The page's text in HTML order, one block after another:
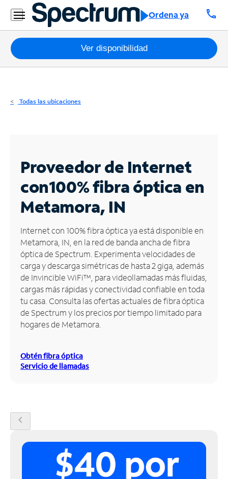
Ordena ya call
Residencial
Business
Paquetes
Internet
Business
Contáctanos
Inglés
Administrar
cuenta
Encuentra
una
tienda
Ver disponibilidad
Todas las ubicaciones
Proveedor de Internet
con100% fibra óptica en
Metamora, IN
Internet con 100% fibra óptica ya está disponible en
Metamora, IN, en la red de banda ancha de fibra
óptica de Spectrum. Experimenta velocidades de
carga y descarga simétricas de hasta 2 giga, además
de Invincible WiFi™, para videollamadas más fluidas,
cargas más rápidas y conectividad confiable en toda
tu casa. Consulta las ofertas actuales de fibra óptica
de Spectrum y los precios por tiempo limitado para
hogares de Metamora.
Obtén fibra óptica
Servicio de llamadas
chevron_left